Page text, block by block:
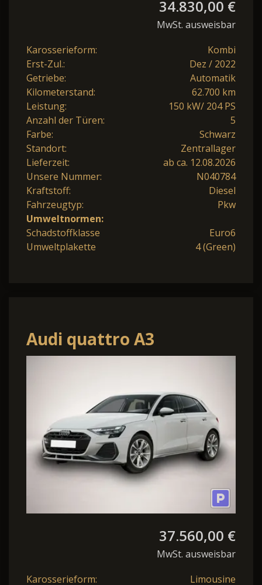
34.830,00 €
MwSt. ausweisbar
Karosserieform:
Kombi
Erst-Zul.:
Dez / 2022
Getriebe:
Automatik
Kilometerstand:
62.700 km
Leistung:
150 kW/ 204 PS
Anzahl der Türen:
5
Farbe:
Schwarz
Standort:
Zentrallager
Lieferzeit:
ab ca. 12.08.2026
Unsere Nummer:
N040784
Kraftstoff:
Diesel
Fahrzeugtyp:
Pkw
Umweltnormen:
Schadstoffklasse
Euro6
Umweltplakette
4 (Green)
Audi quattro A3
Sportback quattro S line
Nav KlimaP LED+ ACC
37.560,00 €
MwSt. ausweisbar
Karosserieform:
Limousine